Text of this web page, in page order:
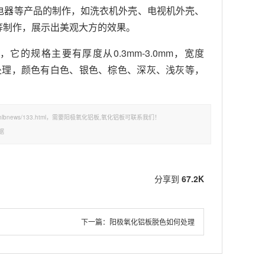
等产品的制作，如洗衣机外壳、电视机外壳、
作，展示出美观大方的效果。
的规格主要有厚度从0.3mm-3.0mm，宽度
，颜色有白色、银色、棕色、深灰、浅灰等，
133.html，需要阳极氧化铝板,氧化铝板可联系我们！
分享到 67.2K
下一篇： 阳极氧化铝板脱色如何处理